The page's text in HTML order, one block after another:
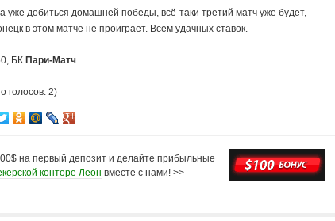
уже добиться домашней победы, всё-таки третий матч уже будет,
в этом матче не проиграет. Всем удачных ставок.
БК Пари-Матч
голосов: 2)
на первый депозит и делайте прибыльные
конторе Леон вместе с нами! >>